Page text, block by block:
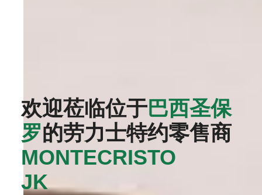
欢迎莅临位于巴西圣保
罗的劳力士特约零售商‭
MONTECRISTO
JK‬